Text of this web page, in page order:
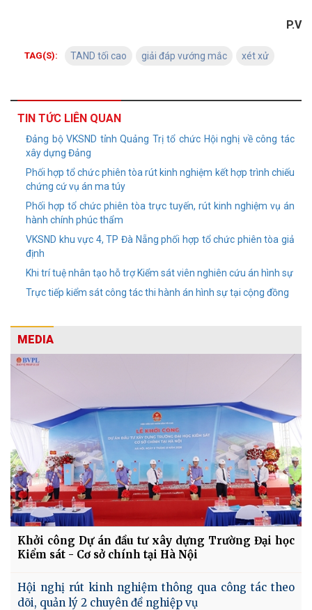
P.V
TAG(S): TAND tối cao giải đáp vướng mắc xét xử
TIN TỨC LIÊN QUAN
Đảng bộ VKSND tỉnh Quảng Trị tổ chức Hội nghị về công tác
xây dựng Đảng
Phối hợp tổ chức phiên tòa rút kinh nghiệm kết hợp trình chiếu
chứng cứ vụ án ma túy
Phối hợp tổ chức phiên tòa trực tuyến, rút kinh nghiệm vụ án
hành chính phúc thẩm
VKSND khu vực 4, TP Đà Nẵng phối hợp tổ chức phiên tòa giả
định
Khi trí tuệ nhân tạo hỗ trợ Kiểm sát viên nghiên cứu án hình sự
Trực tiếp kiểm sát công tác thi hành án hình sự tại cộng đồng
MEDIA
Khởi công Dự án đầu tư xây dựng Trường Đại học
Kiểm sát - Cơ sở chính tại Hà Nội
Hội nghị rút kinh nghiệm thông qua công tác theo
dõi, quản lý 2 chuyên đề nghiệp vụ